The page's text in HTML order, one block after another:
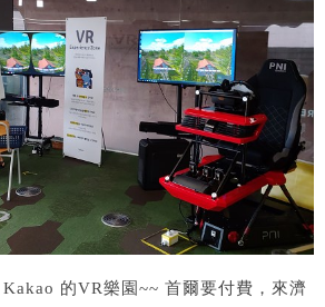
的VR樂園~~ 首爾要付費，來濟